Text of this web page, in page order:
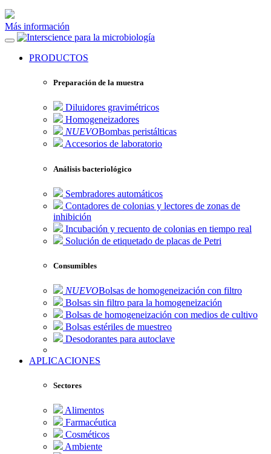
Más información
para la microbiología
PRODUCTOS
Preparación de la muestra
Diluidores gravimétricos
Homogeneizadores
NUEVOBombas peristálticas
Accesorios de laboratorio
Análisis bacteriológico
Sembradores automáticos
Contadores de colonias y lectores de zonas de
inhibición
Incubación y recuento de colonias en tiempo real
Solución de etiquetado de placas de Petri
Consumibles
NUEVOBolsas de homogeneización con filtro
Bolsas sin filtro para la homogeneización
Bolsas de homogeneización con medios de cultivo
Bolsas estériles de muestreo
Desodorantes para autoclave
APLICACIONES
Sectores
Alimentos
Farmacéutica
Cosméticos
Ambiente